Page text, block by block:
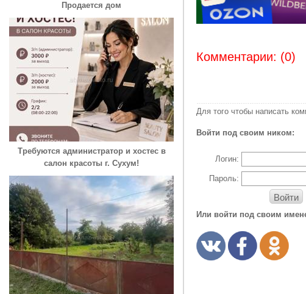
Продается дом
Требуются администратор и хостес в
салон красоты г. Сухум!
Комментарии: (0)
Для того чтобы написать
Войти под своим ником:
Логин:
Пароль:
Войти
Или войти под своим